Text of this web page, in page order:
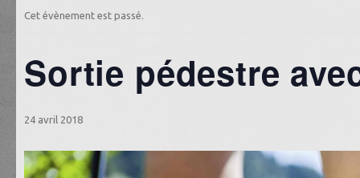
Cet évènement est passé.
Sortie pédestre
24 avril 2018